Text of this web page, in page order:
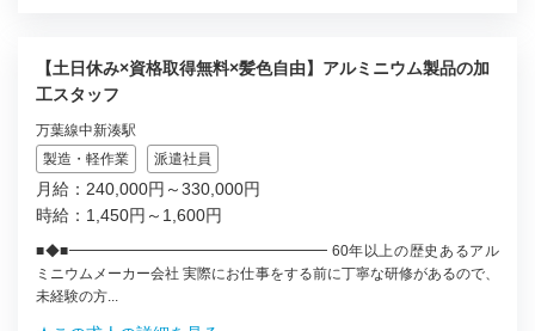
【土日休み×資格取得無料×髪色自由】アルミニウム製品の加
工スタッフ
万葉線中新湊駅
製造・軽作業
派遣社員
月給：240,000円～330,000円
時給：1,450円～1,600円
■◆■━━━━━━━━━━━━━━━━━━ 60年以上の歴史あるアル
ミニウムメーカー会社 実際にお仕事をする前に丁寧な研修があるので、
未経験の方...